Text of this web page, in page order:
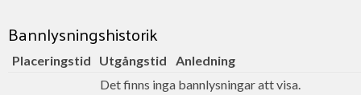
Bannlysningshistorik
Placeringstid Utgångstid
Anledning
Det finns inga bannlysningar att visa.